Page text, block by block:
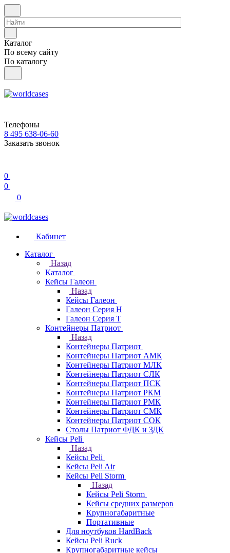
Каталог
По всему сайту
По каталогу
Телефоны
8 495 638-06-60
Заказать звонок
0
0
0
Кабинет
Каталог
Назад
Каталог
Кейсы Галеон
Назад
Кейсы Галеон
Галеон Серия Н
Галеон Серия Т
Контейнеры Патриот
Назад
Контейнеры Патриот
Контейнеры Патриот АМК
Контейнеры Патриот МЛК
Контейнеры Патриот CЛК
Контейнеры Патриот ПСК
Контейнеры Патриот РКМ
Контейнеры Патриот РМК
Контейнеры Патриот СМК
Контейнеры Патриот СОК
Столы Патриот ФДК и ЗДК
Кейсы Peli
Назад
Кейсы Peli
Кейсы Peli Air
Кейсы Peli Storm
Назад
Кейсы Peli Storm
Кейсы средних размеров
Крупногабаритные
Портативные
Для ноутбуков HardBack
Кейсы Peli Ruck
Крупногабаритные кейсы